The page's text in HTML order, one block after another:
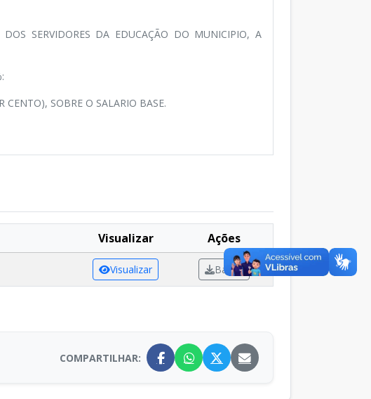
SERVIDORES DA EDUCAÇÃO DO MUNICIPIO, A
SOBRE O SALARIO BASE.
Visualizar
Ações
Visualizar Baixar
COMPARTILHAR: